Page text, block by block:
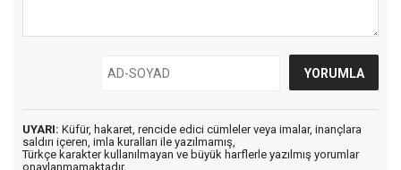
UYARI: Küfür, hakaret, rencide edici cümleler veya imalar, inançlara
saldırı içeren, imla kuralları ile yazılmamış,
Türkçe karakter kullanılmayan ve büyük harflerle yazılmış yorumlar
onaylanmamaktadır.